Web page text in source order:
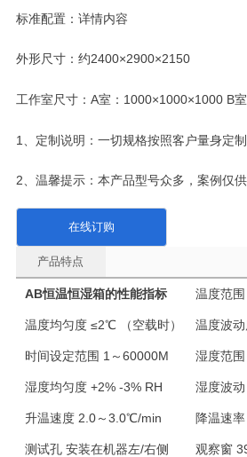
标准配置：详情内容
外形尺寸：约2400×2900×2150
工作室尺寸：A室：1000×1000×1000 B
1、定制说明：一切规格按照客户量身定制
2、温馨提示：本产品型号众多，案例仅供
在线订购
产品特点
AB恒温恒湿箱的性能指标 温度范围
温度均匀度 ≤2℃ （空载时） 温度波
时间设定范围 1～60000M 湿度范围
湿度均匀度 +2% -3% RH 湿度波动
升温速度 2.0～3.0℃/min 降温速率
测试孔 安装在机器左/右侧 观察窗